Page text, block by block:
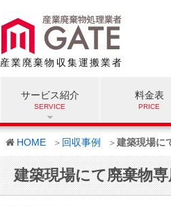
産業廃棄物収集運搬業者
サービス紹介 料金表
HOME 回収事例 建築現場に
建築現場にて廃棄物